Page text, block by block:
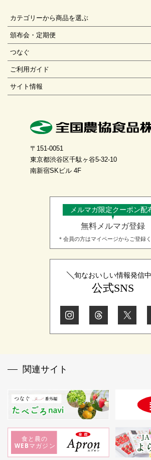
カテゴリーから商品を選ぶ
頒布会・定期便
つなぐ
ご利用ガイド
サイト情報
〒151-0051
東京都渋谷区千駄ヶ谷5-32-10
南新宿SKビル 4F
メルマガ限定クーポン配
無料メルマガ登録
＊会員の方はマイページからご登録
旬なおいしい情報発信中
公式SNS
関連サイト